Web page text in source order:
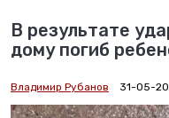
В результате
дому погиб
Владимир Рубанов 31-05-